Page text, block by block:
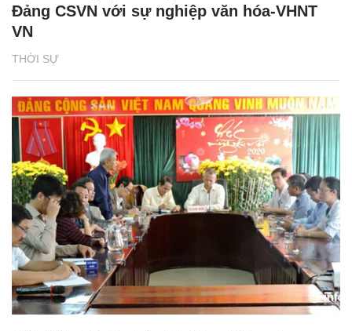
THỜI SỰ
Đảng CSVN với sự nghiệp văn hóa-VHNT
VN